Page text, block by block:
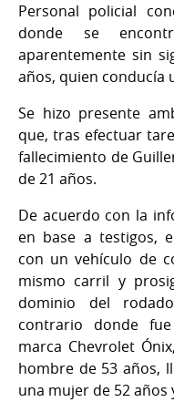
Personal policial
donde se
aparentemente sin
años, quien conducía
Se hizo presente
que, tras efectuar
fallecimiento de
de 21 años.
De acuerdo con la
en base a testigos,
con un vehículo de
mismo carril y
dominio del
contrario donde
marca Chevrolet
hombre de 53 años,
una mujer de 52 años